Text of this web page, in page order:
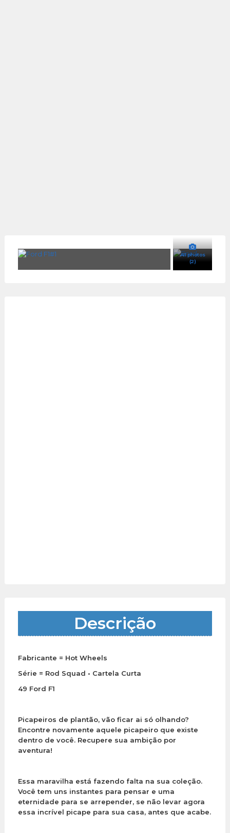
All photos
(2)
Descrição
Fabricante = Hot Wheels
Série = Rod Squad • Cartela Curta
49 Ford F1
Picapeiros de plantão, vão ficar ai só olhando?
Encontre novamente aquele picapeiro que existe
dentro de você. Recupere sua ambição por
aventura!
Essa maravilha está fazendo falta na sua coleção.
Você tem uns instantes para pensar e uma
eternidade para se arrepender, se não levar agora
essa incrível picape para sua casa, antes que acabe.